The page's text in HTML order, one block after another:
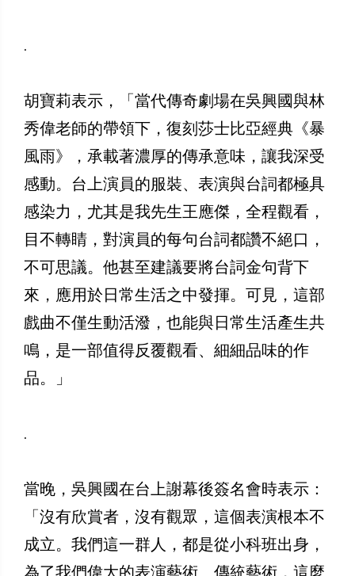
.
胡寶莉表示，「當代傳奇劇場在吳興國與林
秀偉老師的帶領下，復刻莎士比亞經典《暴
風雨》，承載著濃厚的傳承意味，讓我深受
感動。台上演員的服裝、表演與台詞都極具
感染力，尤其是我先生王應傑，全程觀看，
目不轉睛，對演員的每句台詞都讚不絕口，
不可思議。他甚至建議要將台詞金句背下
來，應用於日常生活之中發揮。可見，這部
戲曲不僅生動活潑，也能與日常生活產生共
鳴，是一部值得反覆觀看、細細品味的作
品。」
.
當晚，吳興國在台上謝幕後簽名會時表示：
「沒有欣賞者，沒有觀眾，這個表演根本不
成立。我們這一群人，都是從小科班出身，
為了我們偉大的表演藝術、傳統藝術，這麼